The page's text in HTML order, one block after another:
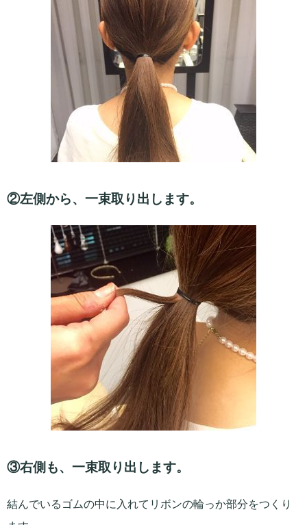
②左側から、一束取り出します。
③右側も、一束取り出します。
結んでいるゴムの中に入れてリボンの輪っか部分をつくり